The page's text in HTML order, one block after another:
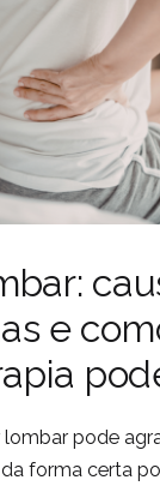
e
lombar pode
forma certa